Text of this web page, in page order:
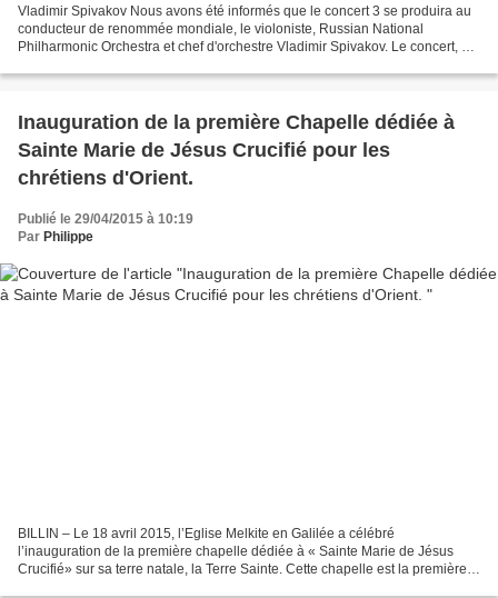
Vladimir Spivakov Nous avons été informés que le concert 3 se produira au
conducteur de renommée mondiale, le violoniste, Russian National
Philharmonic Orchestra et chef d'orchestre Vladimir Spivakov. Le concert, qui
Inauguration de la première Chapelle dédiée à
Sainte Marie de Jésus Crucifié pour les
chrétiens d'Orient.
Publié le 29/04/2015 à 10:19
Par Philippe
BILLIN – Le 18 avril 2015, l’Eglise Melkite en Galilée a célébré
l’inauguration de la première chapelle dédiée à « Sainte Marie de Jésus
Crucifié» sur sa terre natale, la Terre Sainte. Cette chapelle est la première